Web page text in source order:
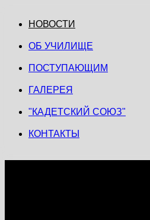
НОВОСТИ
ОБ УЧИЛИЩЕ
ПОСТУПАЮЩИМ
ГАЛЕРЕЯ
"КАДЕТСКИЙ СОЮЗ"
КОНТАКТЫ